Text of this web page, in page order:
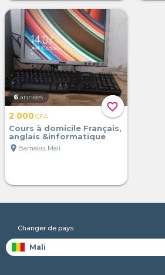
favorite_border
6 années
2 000CFA
Cours à domicile Français,
anglais &informatique
location_on Bamako, Mali
Changer de pays